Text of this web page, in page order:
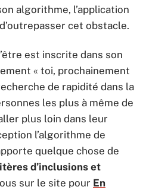
algorithme, l’application
cet obstacle.
est inscrite dans son
« toi, prochainement
de rapidité dans la
les plus à même de
plus loin dans leur
l’algorithme de
quelque chose de
d’inclusions et
sur le site pour En